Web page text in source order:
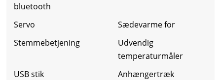
bluetooth
Servo
Sædevarme for
Stemmebetjening
Udvendig
temperaturmåler
USB stik
Anhængertræk